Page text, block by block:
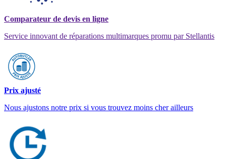
Comparateur de devis en ligne
Service innovant de réparations multimarques promu par Stellantis
Prix ajusté
Nous ajustons notre prix si vous trouvez moins cher ailleurs